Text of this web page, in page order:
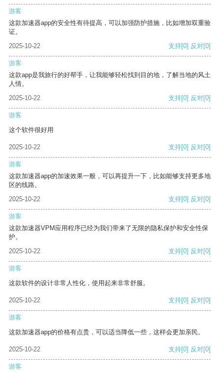
游客
这款加速器app的安全性有待提高，可以加强防护措施，比如增加双重验
证。
2025-10-22
支持[0] 反对[0]
游客
这款app是我旅行的好帮手，让我能够轻松找到目的地，了解当地的风土
人情。
2025-10-22
支持[0] 反对[0]
游客
这个软件很好用
2025-10-22 支持[0] 反对[0]
游客
这款加速器app的加速效果一般，可以再提升一下，比如能够支持更多地
区的线路。
2025-10-22
支持[0] 反对[0]
游客
这款加速器VPM应用程序已经为我们带来了无限的隐私保护和安全性保
护。
2025-10-22
支持[0] 反对[0]
游客
这款软件的设计非常人性化，使用起来非常舒服。
2025-10-22 支持[0] 反对[0]
游客
这款加速器app的价格有点贵，可以适当降低一些，这样会更加亲民。
2025-10-22 支持[0] 反对[0]
游客